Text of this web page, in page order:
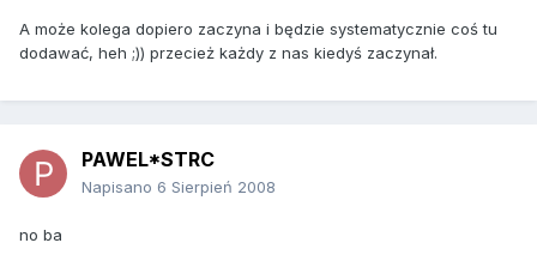
A może kolega dopiero zaczyna i będzie systematycznie coś tu
dodawać, heh ;)) przecież każdy z nas kiedyś zaczynał.
PAWEL*STRC
Napisano 6 Sierpień 2008
no ba